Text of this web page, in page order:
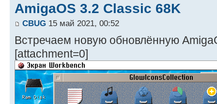
AmigaOS 3.2 Classic 68K
CBUG 15 май 2021, 00:52
Встречаем новую обновлённую
[attachment=0]